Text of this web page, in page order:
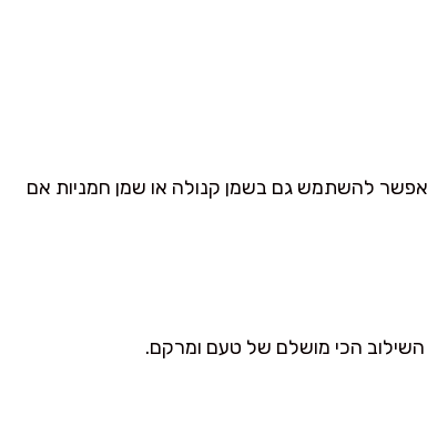
להשתמש גם בשמן קנולה או שמן חמניות אם
השילוב הכי מושלם של טעם ומרקם.